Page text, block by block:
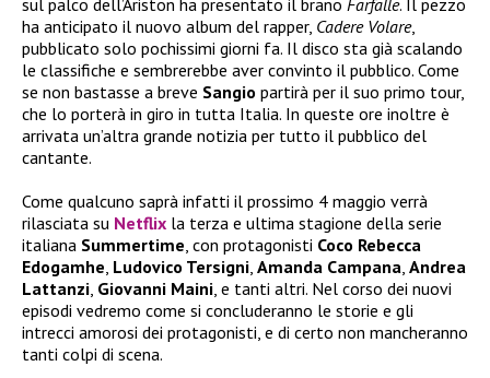
sul palco dell’Ariston ha presentato il brano Farfalle. Il pezzo
ha anticipato il nuovo album del rapper, Cadere Volare,
pubblicato solo pochissimi giorni fa. Il disco sta già scalando
le classifiche e sembrerebbe aver convinto il pubblico. Come
se non bastasse a breve Sangio partirà per il suo primo tour,
che lo porterà in giro in tutta Italia. In queste ore inoltre è
arrivata un’altra grande notizia per tutto il pubblico del
cantante.
Come qualcuno saprà infatti il prossimo 4 maggio verrà
rilasciata su Netflix la terza e ultima stagione della serie
italiana Summertime, con protagonisti Coco Rebecca
Edogamhe, Ludovico Tersigni, Amanda Campana, Andrea
Lattanzi, Giovanni Maini, e tanti altri. Nel corso dei nuovi
episodi vedremo come si concluderanno le storie e gli
intrecci amorosi dei protagonisti, e di certo non mancheranno
tanti colpi di scena.